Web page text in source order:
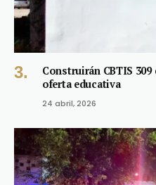
Construirán CBTIS
oferta educativa
24 abril, 2026